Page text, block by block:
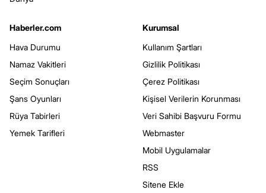
Haberler.com
Hava Durumu
Namaz Vakitleri
Seçim Sonuçları
Şans Oyunları
Rüya Tabirleri
Yemek Tarifleri
Kurumsal
Kullanım Şartları
Gizlilik Politikası
Çerez Politikası
Kişisel Verilerin Korunması
Veri Sahibi Başvuru Formu
Webmaster
Mobil Uygulamalar
RSS
Sitene Ekle